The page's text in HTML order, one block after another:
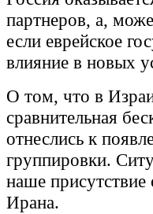
партнеров, а,
если еврейское
влияние в новых
О том, что в
сравнительная
отнеслись к
группировки.
наше присутствие
Ирана.